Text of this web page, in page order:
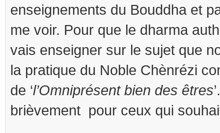
enseignements du Bouddha et
me voir. Pour que le dharma
vais enseigner sur le sujet que
la pratique du Noble Chènrézi
de ‘l’Omniprésent bien des êtres
brièvement pour ceux qui